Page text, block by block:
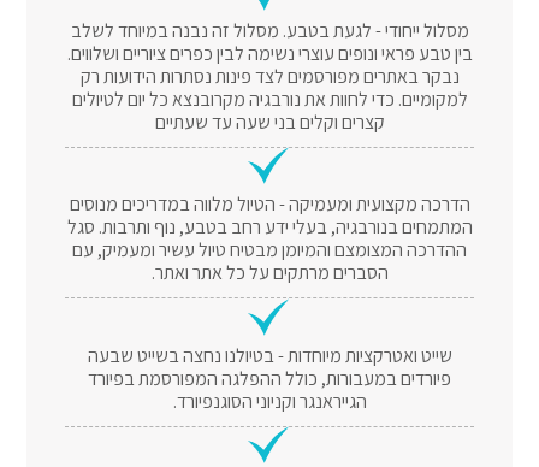
מסלול ייחודי - לגעת בטבע. מסלול זה נבנה במיוחד לשלב
בין טבע פראי ונופים עוצרי נשימה לבין כפרים ציוריים ושלווים.
נבקר באתרים מפורסמים לצד פינות נסתרות הידועות רק
למקומיים. כדי לחוות את נורבגיה מקרובנצא כל יום לטיולים
קצרים וקלים בני שעה עד שעתיים
הדרכה מקצועית ומעמיקה - הטיול מלווה במדריכים מנוסים
המתמחים בנורבגיה, בעלי ידע רחב בטבע, נוף ותרבות. סגל
ההדרכה המצומצם והמיומן מבטיח טיול עשיר ומעמיק, עם
הסברים מרתקים על כל אתר ואתר.
שייט ואטרקציות מיוחדות - בטיולנו נחצה בשייט שבעה
פיורדים במעבורות, כולל ההפלגה המפורסמת בפיורד
הגייראנגר וקניוני הסוגנפיורד.